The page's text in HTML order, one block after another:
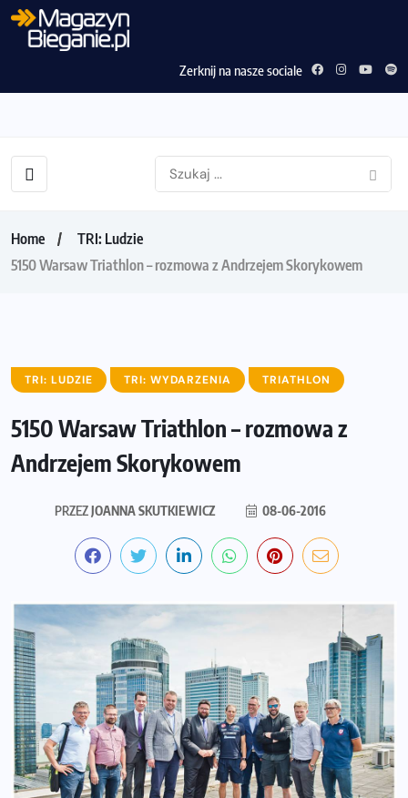
Zerknij na nasze sociale
Home
TRI: Ludzie
5150 Warsaw Triathlon – rozmowa z Andrzejem Skorykowem
TRI: LUDZIE TRI: WYDARZENIA TRIATHLON
5150 Warsaw Triathlon – rozmowa z
Andrzejem Skorykowem
PRZEZJOANNA SKUTKIEWICZ 08-06-2016